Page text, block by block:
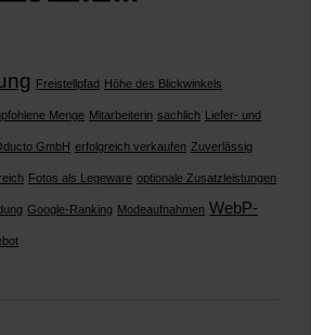
Freistellpfad Höhe des Blickwinkels
Menge Mitarbeiterin sachlich Liefer- und
GmbH erfolgreich verkaufen Zuverlässig
Fotos als Legeware optionale Zusatzleistungen
Google-Ranking Modeaufnahmen WebP-